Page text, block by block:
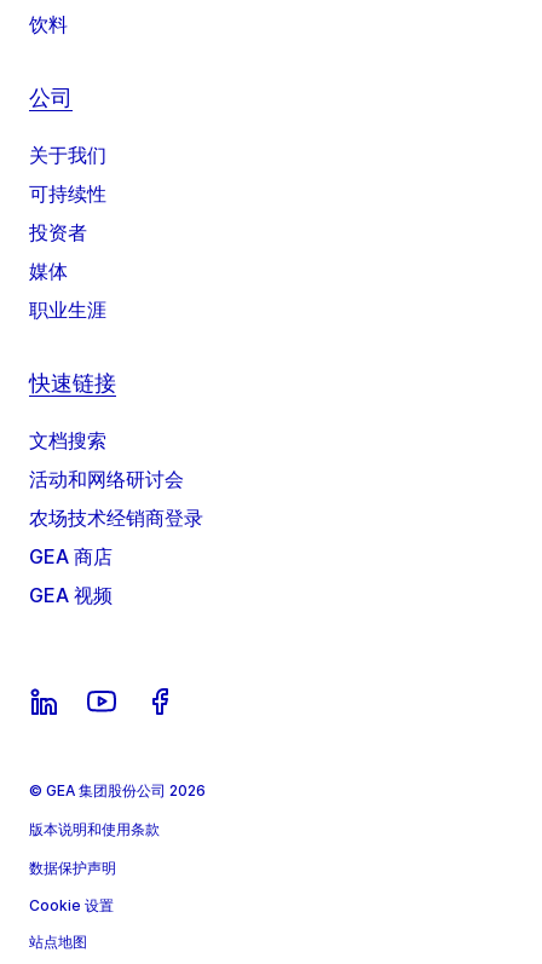
饮料
公司
关于我们
可持续性
投资者
媒体
职业生涯
快速链接
文档搜索
活动和网络研讨会
农场技术经销商登录
GEA 商店
GEA 视频
© GEA 集团股份公司 2026
版本说明和使用条款
数据保护声明
Cookie 设置
站点地图